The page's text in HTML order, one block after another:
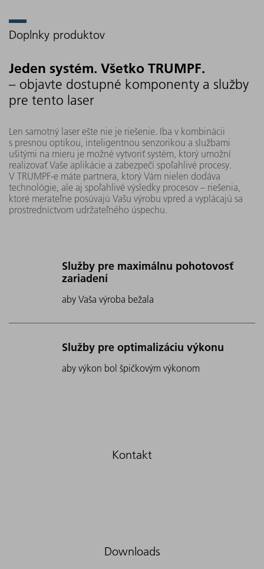
Doplnky produktov
Jeden systém. Všetko TRUMPF.
– objavte dostupné komponenty a služby
pre tento laser
Len samotný laser ešte nie je riešenie. Iba v kombinácii
s presnou optikou, inteligentnou senzorikou a službami
ušitými na mieru je možné vytvoriť systém, ktorý umožní
realizovať Vaše aplikácie a zabezpečí spoľahlivé procesy.
V TRUMPF-e máte partnera, ktorý Vám nielen dodáva
technológie, ale aj spoľahlivé výsledky procesov – riešenia,
ktoré merateľne posúvajú Vašu výrobu vpred a vyplácajú sa
prostredníctvom udržateľného úspechu.
Služby pre maximálnu pohotovosť
zariadení
aby Vaša výroba bežala
Služby pre optimalizáciu výkonu
aby výkon bol špičkovým výkonom
Downloads